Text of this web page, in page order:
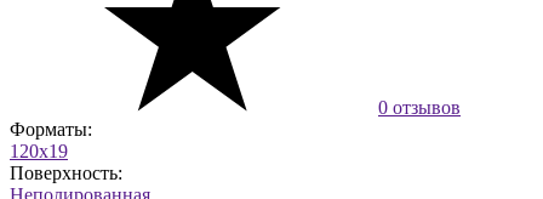
0 отзывов
Форматы:
120x19
Поверхность:
Неполированная